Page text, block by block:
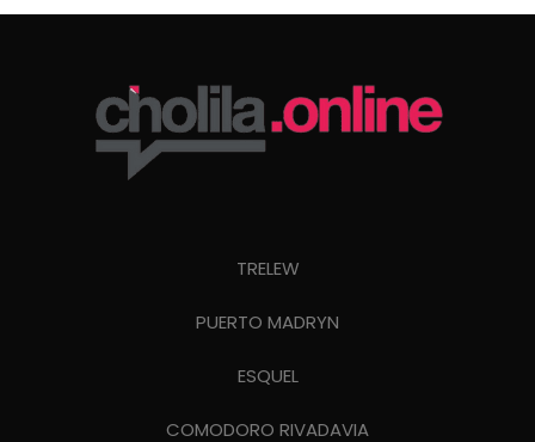
TRELEW
PUERTO MADRYN
ESQUEL
COMODORO RIVADAVIA